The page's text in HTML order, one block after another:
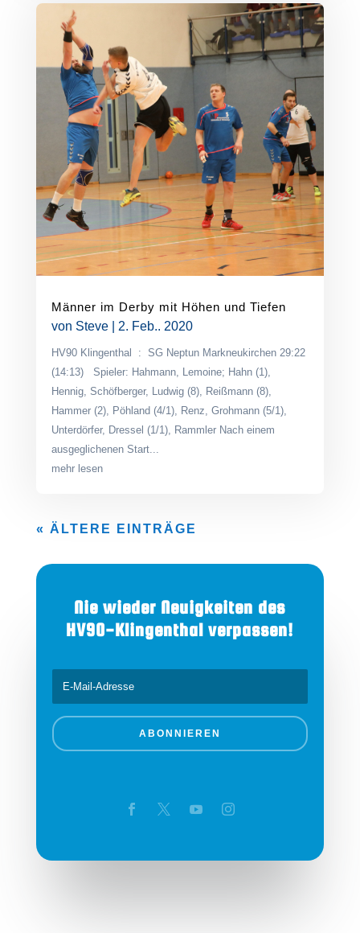
Männer im Derby mit Höhen und Tiefen
von Steve| 2. Feb.. 2020
HV90 Klingenthal : SG Neptun Markneukirchen 29:22
(14:13) Spieler: Hahmann, Lemoine; Hahn (1),
Hennig, Schöfberger, Ludwig (8), Reißmann (8),
Hammer (2), Pöhland (4/1), Renz, Grohmann (5/1),
Unterdörfer, Dressel (1/1), Rammler Nach einem
ausgeglichenen Start...
mehr lesen
« ÄLTERE EINTRÄGE
Nie wieder Neuigkeiten des
HV90-Klingenthal verpassen!
ABONNIEREN